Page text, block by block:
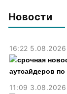
Новости
16:22 5.08.2026
аутсайдеров
11:09 3.08.2026